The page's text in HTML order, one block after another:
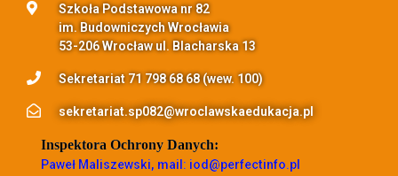
Szkoła Podstawowa nr 82
im. Budowniczych Wrocławia
53-206 Wrocław ul. Blacharska 13
Sekretariat 71 798 68 68 (wew. 100)
sekretariat.sp082@wroclawskaedukacja.pl
Inspektora Ochrony Danych:
Paweł Maliszewski, mail: iod@perfectinfo.pl